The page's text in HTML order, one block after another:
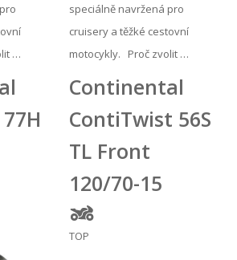
…
speciálně navržená pro
cruisery a těžké cestovní
motocykly. Proč zvolit …
Continental
ContiTwist 56S
TL Front
120/70-15
TOP